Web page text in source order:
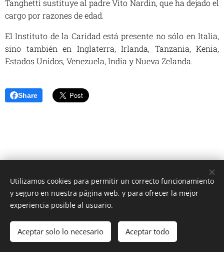
Tanghetti sustituye al padre Vito Nardin, que ha dejado el
cargo por razones de edad.
El Instituto de la Caridad está presente no sólo en Italia,
sino también en Inglaterra, Irlanda, Tanzania, Kenia,
Estados Unidos, Venezuela, India y Nueva Zelanda.
Share
Unione Superiori Generali - Via dei Penitenzieri 19 -00193 ROMA
Cookies
Idiomas
Italiano
English Français Español
Utilizamos cookies para permitir un correcto funcionamiento
y seguro en nuestra página web, y para ofrecer la mejor
experiencia posible al usuario.
Aceptar solo lo necesario Aceptar todo